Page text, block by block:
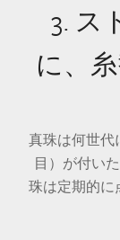
3. ス
に、
真珠は何世代
目）が付い
珠は定期的に